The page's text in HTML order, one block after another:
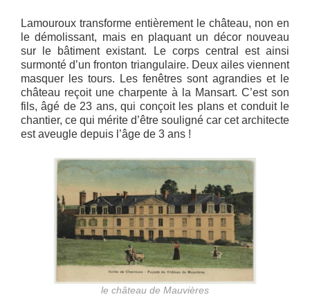
Lamouroux transforme entièrement le château, non en
le démolissant, mais en plaquant un décor nouveau
sur le bâtiment existant. Le corps central est ainsi
surmonté d’un fronton triangulaire. Deux ailes viennent
masquer les tours. Les fenêtres sont agrandies et le
château reçoit une charpente à la Mansart. C’est son
fils, âgé de 23 ans, qui conçoit les plans et conduit le
chantier, ce qui mérite d’être souligné car cet architecte
est aveugle depuis l’âge de 3 ans !
le château de Mauvières